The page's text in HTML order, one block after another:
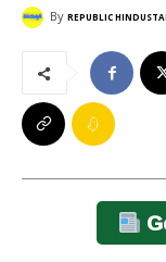
By REPUBLIC